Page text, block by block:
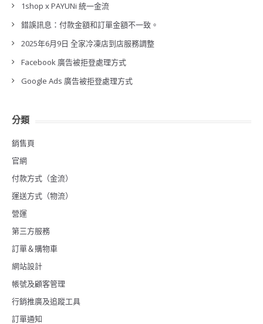
1shop x PAYUNi 統一金流
錯誤訊息：付款金額和訂單金額不一致。
2025年6月9日 全家冷凍店到店服務調整
Facebook 廣告被拒登處理方式
Google Ads 廣告被拒登處理方式
分類
銷售頁
官網
付款方式（金流）
運送方式（物流）
營運
第三方服務
訂單＆購物車
網站設計
帳號及顧客管理
行銷推廣及追蹤工具
訂單通知